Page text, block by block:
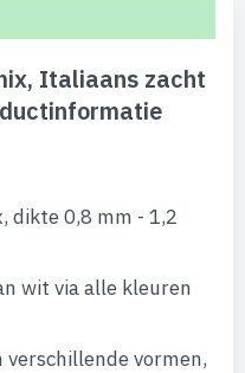
Italiaans zacht
dikte 0,8 mm - 1,2
wit via alle kleuren
vormen,